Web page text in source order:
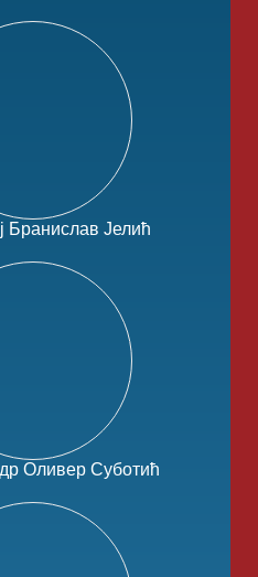
Бранислав Јелић
Оливер Суботић